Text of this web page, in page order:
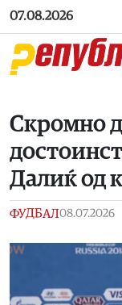
Skip to main content
07.08.2026
Скромно
Далиќ од
ФУДБАЛ08.07.2026